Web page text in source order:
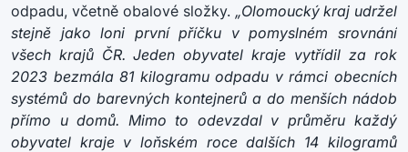
odpadu, včetně obalové složky. „Olomoucký kraj udržel
stejně jako loni první příčku v pomyslném srovnání
všech krajů ČR. Jeden obyvatel kraje vytřídil za rok
2023 bezmála 81 kilogramu odpadu v rámci obecních
systémů do barevných kontejnerů a do menších nádob
přímo u domů. Mimo to odevzdal v průměru každý
obyvatel kraje v loňském roce dalších 14 kilogramů